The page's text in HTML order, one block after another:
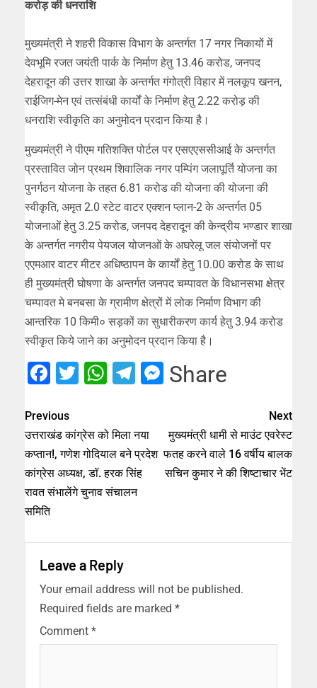
करोड़ की धनराशि
मुख्यमंत्री ने शहरी विकास विभाग के अन्तर्गत 17 नगर निकायों में
देवभूमि रजत जयंती पार्क के निर्माण हेतु 13.46 करोड, जनपद
देहरादून की उत्तर शाखा के अन्तर्गत गंगोत्री विहार में नलकूप खनन,
राईजिग-मेन एवं तत्संबंधी कार्यों के निर्माण हेतु 2.22 करोड़ की
धनराशि स्वीकृति का अनुमोदन प्रदान किया है।
मुख्यमंत्री ने पीएम गतिशक्ति पोर्टल पर एसएएससीआई के अन्तर्गत
प्रस्तावित जोन प्रथम शिवालिक नगर पम्पिंग जलापूर्ति योजना का
पुनर्गठन योजना के तहत 6.81 करोड की योजना की योजना की
स्वीकृति, अमृत 2.0 स्टेट वाटर एक्शन प्लान-2 के अन्तर्गत 05
योजनाओं हेतु 3.25 करोड, जनपद देहरादून की केन्द्रीय भण्डार शाखा
के अन्तर्गत नगरीय पेयजल योजनओं के अघरेलू जल संयोजनों पर
एएमआर वाटर मीटर अधिष्ठापन के कार्यों हेतु 10.00 करोड के साथ
ही मुख्यमंत्री घोषणा के अन्तर्गत जनपद चम्पावत के विधानसभा क्षेत्र
चम्पावत मे बनबसा के ग्रामीण क्षेत्रों में लोक निर्माण विभाग की
आन्तरिक 10 किमी० सड़कों का सुधारीकरण कार्य हेतु 3.94 करोड
स्वीकृत किये जाने का अनुमोदन प्रदान किया है।
Facebook
Twitter
WhatsApp
Telegram
Messenger
Share
Previous
उत्तराखंड कांग्रेस को मिला नया
कप्तान!, गणेश गोदियाल बने प्रदेश
कांग्रेस अध्यक्ष, डॉ. हरक सिंह
रावत संभालेंगे चुनाव संचालन
समिति
Next
मुख्यमंत्री धामी से माउंट एवरेस्ट
फतह करने वाले 16 वर्षीय बालक
सचिन कुमार ने की शिष्टाचार भेंट
Leave a Reply
Your email address will not be published.
Required fields are marked *
Comment *